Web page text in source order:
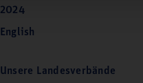
2024
English
Unsere Landesverbände